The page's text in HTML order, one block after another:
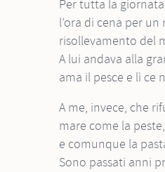
Per tutta la giornata, attendevamo
l’ora di cena per
risollevamento del
A lui andava alla
ama il pesce e lì ce
A me, invece, che rifuggo i piatti di
mare come la
e comunque la
Sono passati anni